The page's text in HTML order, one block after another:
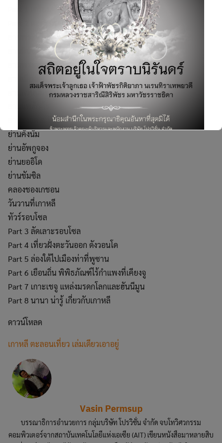
Part 1 เตรียมตัวพร้อมก่อนตะลุยเกาหลี
Part 2 ตะลุยกรุงโซล
ย่านพระราชวังเคียงบก
ย่านอินซาดง
ย่านพระราชวังด๊อกซู
ย่านสวนนัมซาน
ย่านฮงแด & อีแด
ย่านคังนัม
ย่านอัพกูจอง
ย่านยออิโด
ย่านชัมซิล
คลองชองเกชอน
วันวานที่เกาหลี
ทัวร์รอบโซล
Part 3 ลัดเลาะรอบโซล
Part 4 เที่ยวฝั่งตะวันออก ดังวอนโด
Part 5 ล่องใต้ไปเมืองท่าที่พูซาน
Part 6 เยือนถิ่น พิพิธภัณฑ์ไร้กำแพงที่เคียงจู
Part 7 เกาะเชจู แหล่งมรดกโลกและฮันนีมูน
Part 8 นานา น่ารู้ เกี่ยวกับเกาหลี
ดาวน์โหลด
เกาหลี ตะลอนเที่ยว เล่มเดียวเอาอยู่
Vasin Permsup
บรรณาธิการอำนวยการ กลุ่มบริษัท โปรวิชั่น จำกัด จบโทวิศวกรรม
คอมพิวเตอร์จากสถาบันเทคโนโลยีแห่งเอเซีย (AIT) เขียนหนังสือมาหลายสิบ